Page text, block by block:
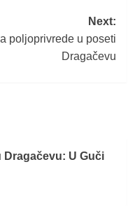
Next:
poljoprivrede u poseti
Dragačevu
U Guči